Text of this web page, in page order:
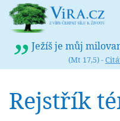
Ježíš je můj
(Mt 17,5) -
Rejstřík